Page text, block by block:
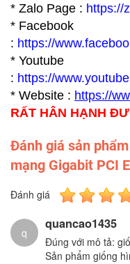
* Zalo Page : https://
* Facebook
: https://
* Youtube
: https://
* Website : https://
RẤT HÂN HẠNH
Đánh giá sản
mạng Gigabit PCI
Đánh giá
q
quancao1435
Đúng với mô tả:
Sản phẩm giống